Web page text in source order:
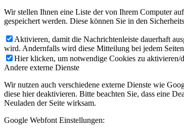
Wir stellen Ihnen eine Liste der von Ihrem Computer
gespeichert werden. Diese können Sie in den
Aktivieren, damit die Nachrichtenleiste dauerhaft
wird. Andernfalls wird diese Mitteilung bei jedem
Hier klicken, um notwendige Cookies zu aktivieren/
Andere externe Dienste
Wir nutzen auch verschiedene externe Dienste wie
diese hier deaktivieren. Bitte beachten Sie, dass eine
Neuladen der Seite wirksam.
Google Webfont Einstellungen: